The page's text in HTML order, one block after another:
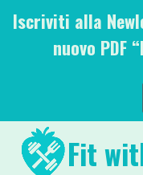
SaltaIscriviti alla
nuovo PDF
Fit